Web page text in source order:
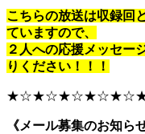
こちらの放送は収録回
ていますので、
２人への応援メッセー
りください！！！
《メール募集のお知ら